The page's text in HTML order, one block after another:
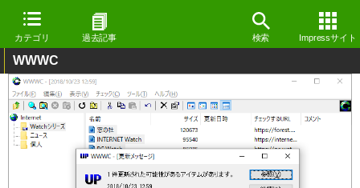
カテゴリ 過去記事 検索 Impressサイト
WWWC